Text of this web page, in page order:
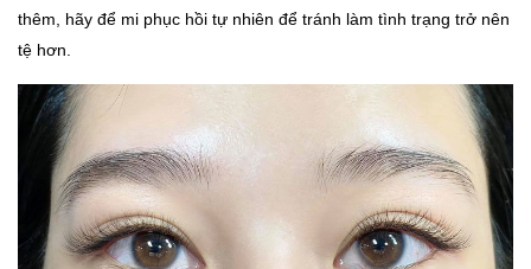
thêm, hãy để mi phục hồi tự nhiên để tránh làm tình trạng trở nên
tệ hơn.